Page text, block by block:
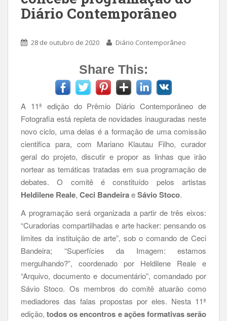
Diário Contemporâneo
28 de outubro de 2020 Diário Contemporâneo
Share This:
A 11ª edição do Prêmio Diário Contemporâneo de
Fotografia está repleta de novidades inauguradas neste
novo ciclo, uma delas é a formação de uma comissão
cientifica para, com Mariano Klautau Filho, curador
geral do projeto, discutir e propor as linhas que irão
nortear as temáticas tratadas em sua programação de
debates. O comitê é constituído pelos artistas
Heldilene Reale, Ceci BandeiraeSávio Stoco.
A programação será organizada a partir de três eixos:
“Curadorias compartilhadas e arte hacker: pensando os
limites da instituição de arte”, sob o comando de Ceci
Bandeira; “Superfícies da Imagem: estamos
mergulhando?”, coordenado por Heldilene Reale e
“Arquivo, documento e documentário”, comandado por
Sávio Stoco. Os membros do comitê atuarão como
mediadores das falas propostas por eles. Nesta 11ª
edição,todos os encontros e ações formativas serão